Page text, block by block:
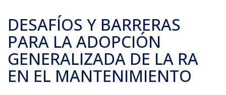
DESAFÍOS Y BARRERAS
PARA LA ADOPCIÓN
GENERALIZADA DE LA RA
EN EL MANTENIMIENTO